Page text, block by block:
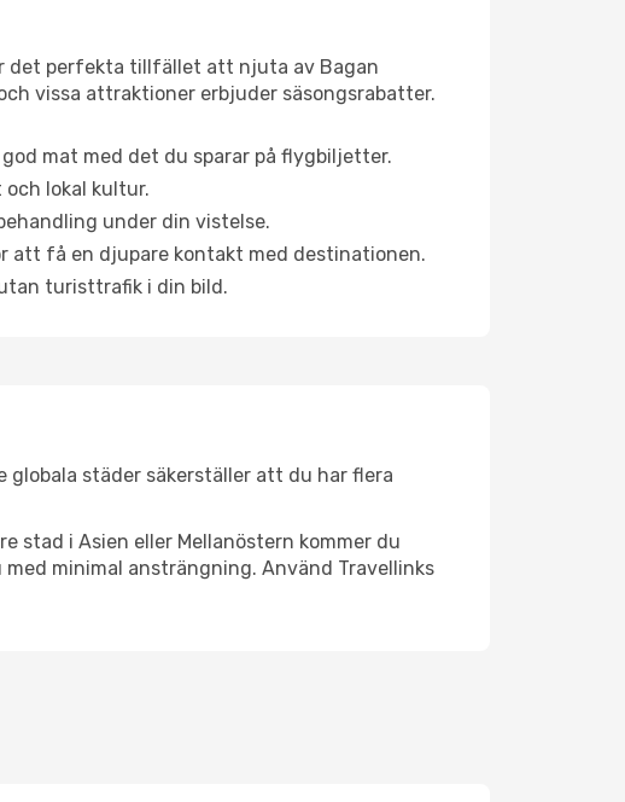
det perfekta tillfället att njuta av Bagan
vissa attraktioner erbjuder säsongsrabatter.
mat med det du sparar på flygbiljetter.
lokal kultur.
under din vistelse.
att få en djupare kontakt med destinationen.
turisttrafik i din bild.
städer säkerställer att du har flera
stad i Asien eller Mellanöstern kommer du
minimal ansträngning. Använd Travellinks